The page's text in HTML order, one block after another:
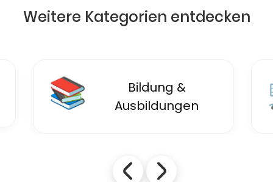
Weitere Kategorien entdecken
🛒
Einzelhandel &
Einkaufen